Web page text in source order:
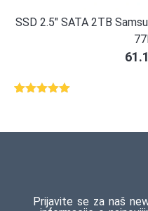
SSD 2.5″ SATA 2TB
ocene
Prijavite se za naš